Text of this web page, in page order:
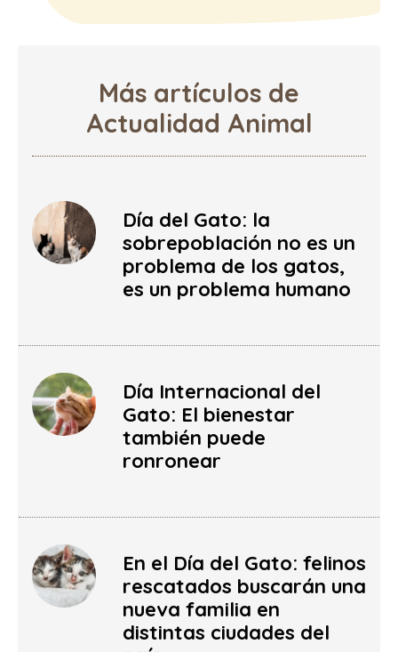
Más artículos de
Actualidad Animal
Día del Gato: la
sobrepoblación no es un
problema de los gatos,
es un problema humano
Día Internacional del
Gato: El bienestar
también puede
ronronear
En el Día del Gato: felinos
rescatados buscarán una
nueva familia en
distintas ciudades del